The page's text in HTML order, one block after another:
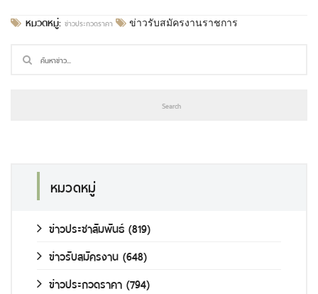
หมวดหมู่: ข่าวประกวดราคา ข่าวรับสมัครงานราชการ
หมวดหมู่
ข่าวประชาสัมพันธ์ (819)
ข่าวรับสมัครงาน (648)
ข่าวประกวดราคา (794)